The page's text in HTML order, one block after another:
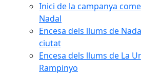
Inici de la campanya
Nadal
Encesa dels llums de
ciutat
Encesa dels llums de La
Rampinyo